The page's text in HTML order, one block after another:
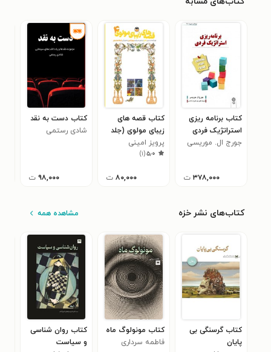
کتاب برنامه ریزی
استراتژیک فردی
جورج ال. موریسی
۳۷۸,۰۰۰ ت
کتاب قصه های
زیبای مولوی (جلد
چهارم)
پرویز امینی
۵٫۰(۱)
۸۰,۰۰۰ ت
کتاب دست به نقد
شادی رستمی
۹۸,۰۰۰ ت
کتاب‌های نشر خزه مشاهده همه
کتاب گرسنگی بی
پایان
کتاب مونولوگ ماه
فاطمه سرداری
کتاب روان شناسی
و سیاست